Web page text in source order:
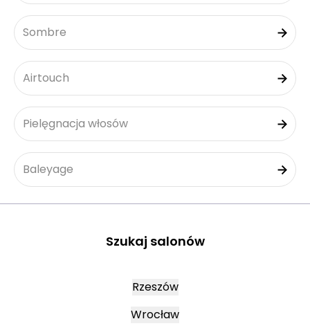
Sombre
Airtouch
Pielęgnacja włosów
Baleyage
Szukaj salonów
Rzeszów
Wrocław